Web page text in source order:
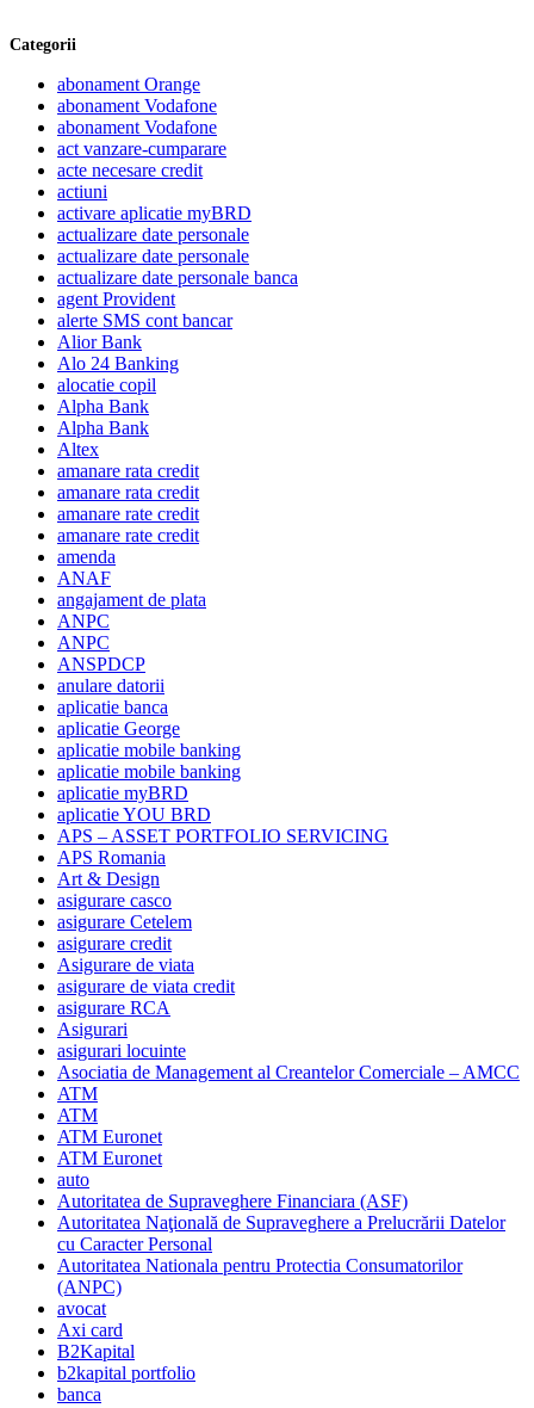
Categorii
abonament Orange
abonament Vodafone
abonament Vodafone
act vanzare-cumparare
acte necesare credit
actiuni
activare aplicatie myBRD
actualizare date personale
actualizare date personale
actualizare date personale banca
agent Provident
alerte SMS cont bancar
Alior Bank
Alo 24 Banking
alocatie copil
Alpha Bank
Alpha Bank
Altex
amanare rata credit
amanare rata credit
amanare rate credit
amanare rate credit
amenda
ANAF
angajament de plata
ANPC
ANPC
ANSPDCP
anulare datorii
aplicatie banca
aplicatie George
aplicatie mobile banking
aplicatie mobile banking
aplicatie myBRD
aplicatie YOU BRD
APS – ASSET PORTFOLIO SERVICING
APS Romania
Art & Design
asigurare casco
asigurare Cetelem
asigurare credit
Asigurare de viata
asigurare de viata credit
asigurare RCA
Asigurari
asigurari locuinte
Asociatia de Management al Creantelor Comerciale – AMCC
ATM
ATM
ATM Euronet
ATM Euronet
auto
Autoritatea de Supraveghere Financiara (ASF)
Autoritatea Naţională de Supraveghere a Prelucrării Datelor
cu Caracter Personal
Autoritatea Nationala pentru Protectia Consumatorilor
(ANPC)
avocat
Axi card
B2Kapital
b2kapital portfolio
banca